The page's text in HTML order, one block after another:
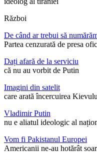
Război
De când ar trebui să
Partea cenzurată de presa
Dați afară de la serviciu
că nu au vorbit de Putin
Imagini din satelit
care arată încercuirea
Vladimir Putin
nu e aliatul ideologic al
Vom fi Pakistanul Europei
Americanii ne-au hotărât